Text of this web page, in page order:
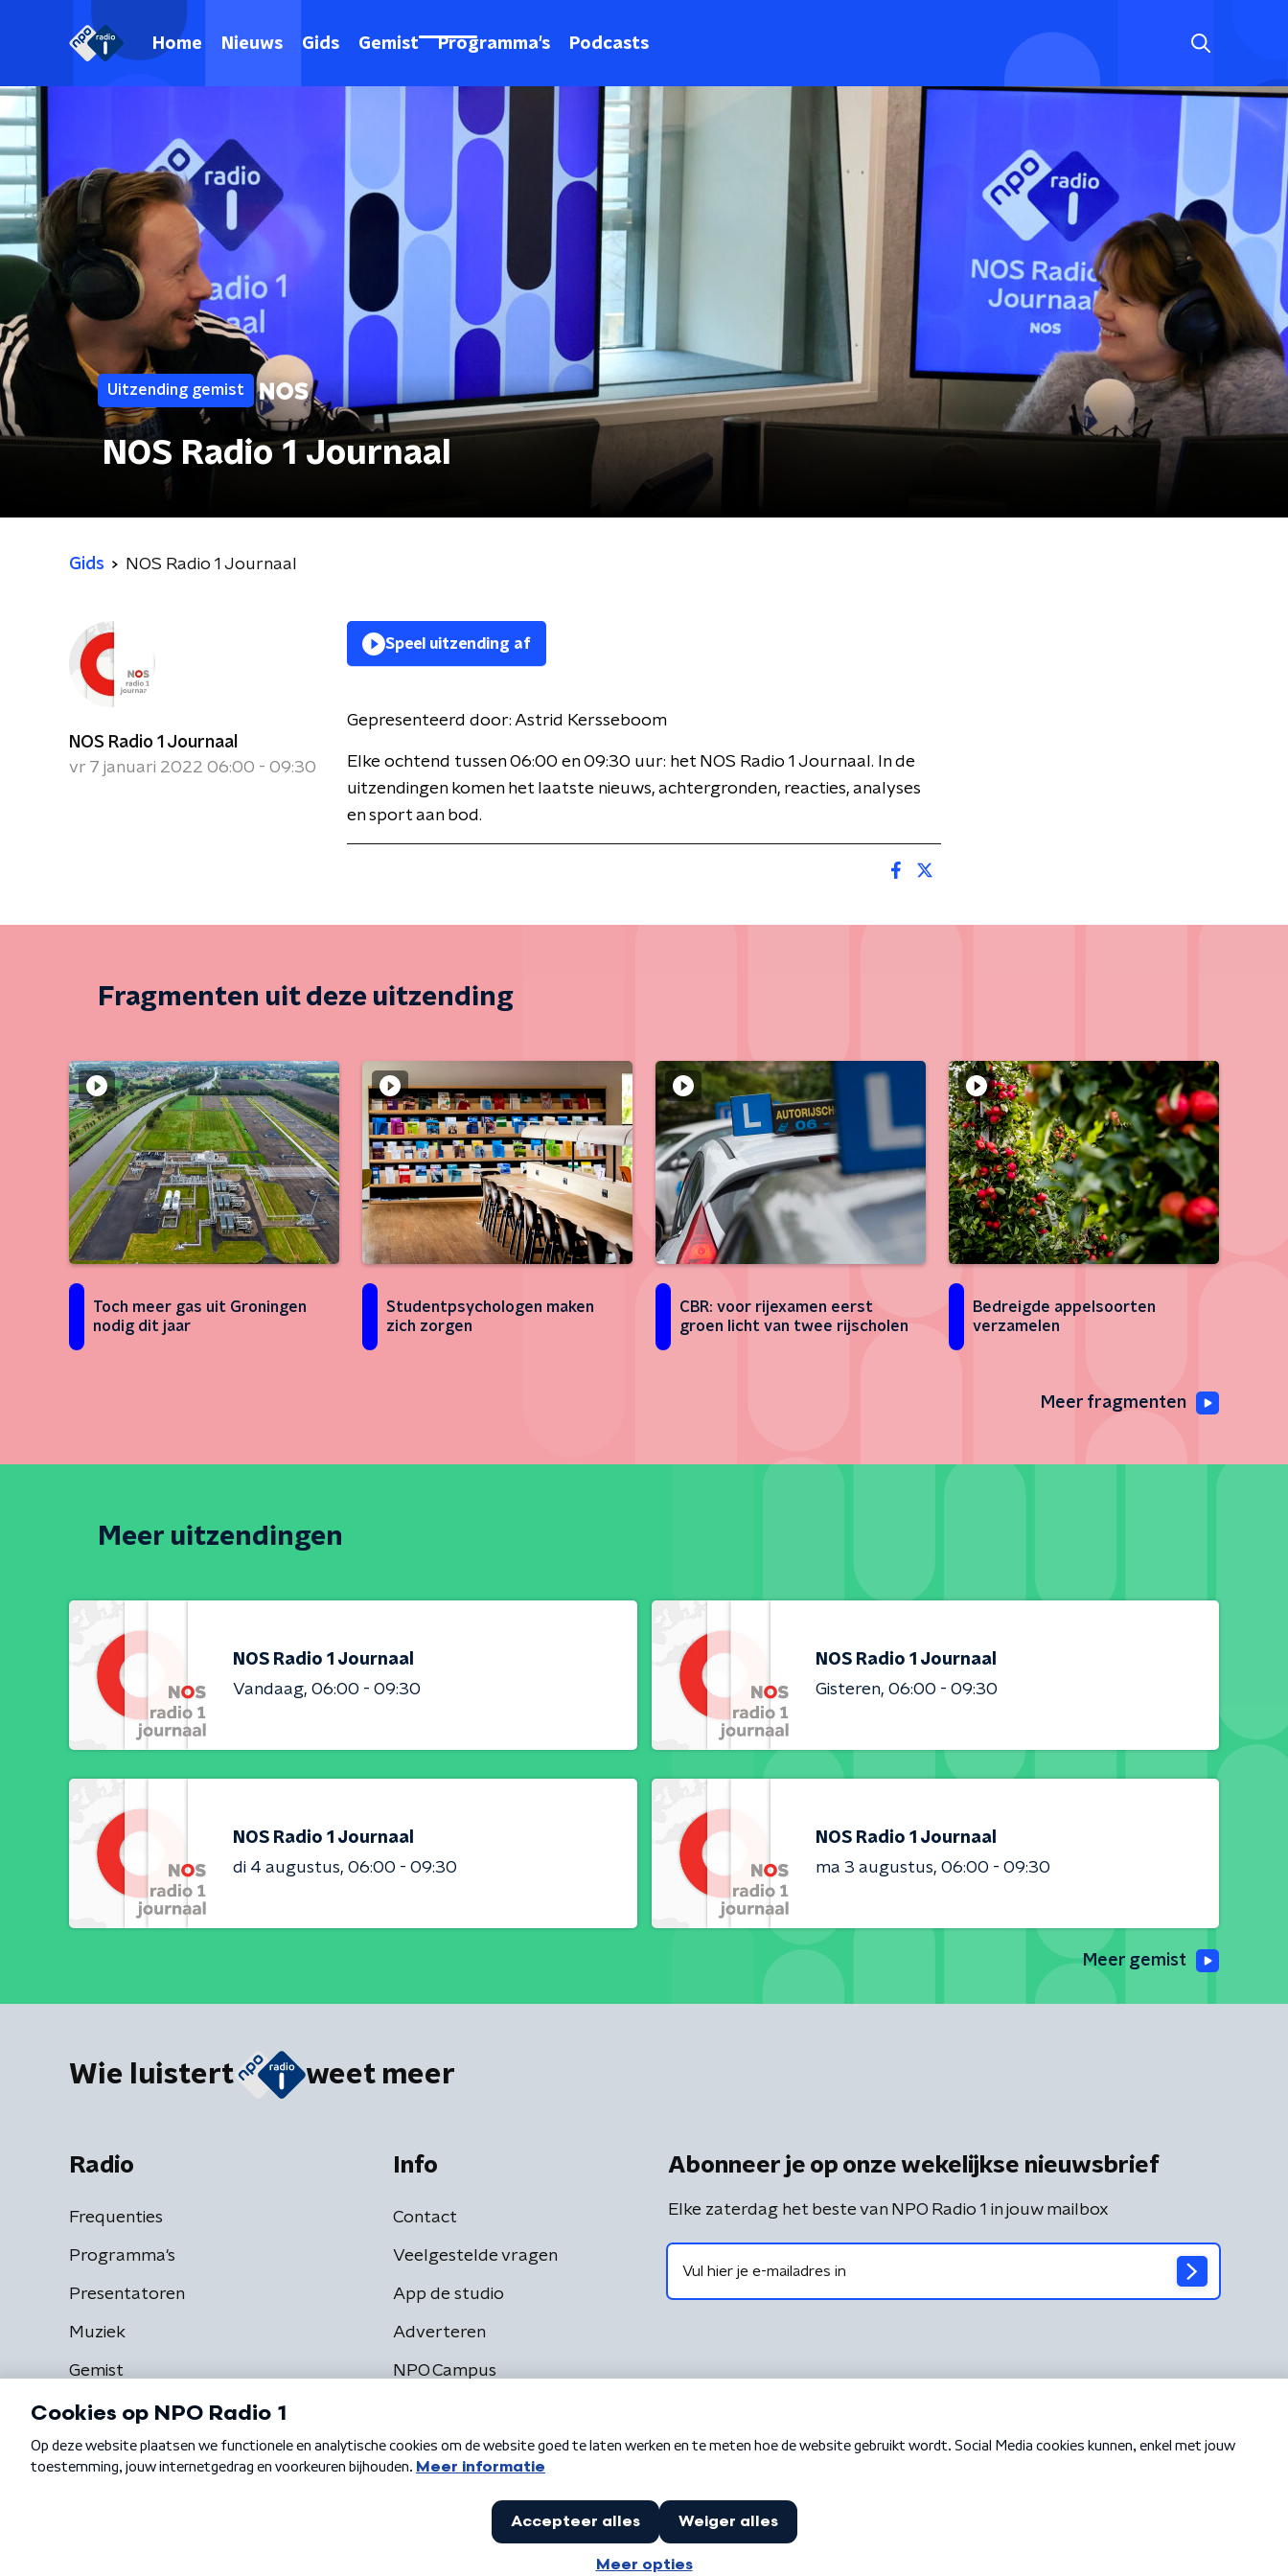
Home Nieuws Gids Gemist Programma's Podcasts
Uitzending gemist
NOS Radio 1 Journaal
Gids NOS Radio 1 Journaal
NOS Radio 1 Journaal
vr 7 januari 2022 06:00 - 09:30
Speel uitzending af
Gepresenteerd door: Astrid Kersseboom
Elke ochtend tussen 06:00 en 09:30 uur: het NOS Radio 1 Journaal. In de
uitzendingen komen het laatste nieuws, achtergronden, reacties, analyses
en sport aan bod.
Fragmenten uit deze uitzending
Toch meer gas uit Groningen
nodig dit jaar
Studentpsychologen maken
zich zorgen
CBR: voor rijexamen eerst
groen licht van twee rijscholen
Bedreigde appelsoorten
verzamelen
Meer fragmenten
Meer uitzendingen
NOS Radio 1 Journaal
Vandaag 06:00 - 09:30
NOS Radio 1 Journaal
Gisteren 06:00 - 09:30
NOS Radio 1 Journaal
di 4 augustus 06:00 - 09:30
NOS Radio 1 Journaal
ma 3 augustus 06:00 - 09:30
Meer gemist
Wie luistert weet meer
Radio
Frequenties
Programma's
Presentatoren
Muziek
Gemist
Info
Contact
Veelgestelde vragen
App de studio
Adverteren
NPO Campus
Abonneer je op onze wekelijkse nieuwsbrief
Elke zaterdag het beste van NPO Radio 1 in jouw mailbox
Algemene voorwaarden Privacybeleid